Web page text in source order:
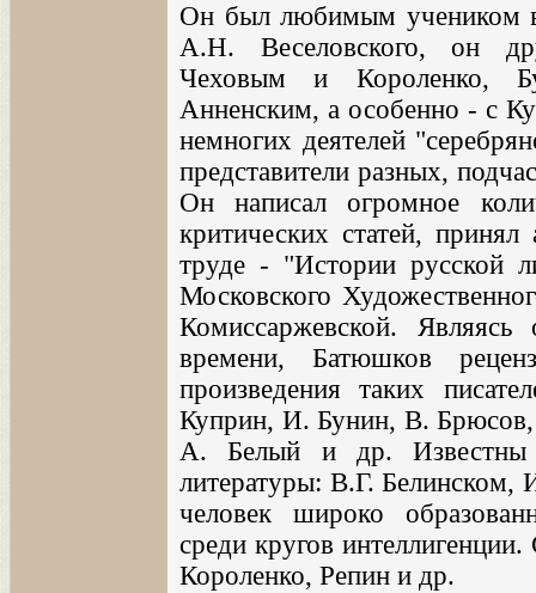
Он был любимым учеником
А.Н. Веселовского, он
Чеховым и Короленко,
Анненским, а особенно - с
немногих деятелей
представители разных,
Он написал огромное
критических статей, принял
труде - "Истории русской
Московского
Комиссаржевской.
времени, Батюшков
произведения таких
Куприн, И. Бунин, В.
А. Белый и др. Известны
литературы: В.Г.
человек широко
среди кругов
Короленко, Репин и др.